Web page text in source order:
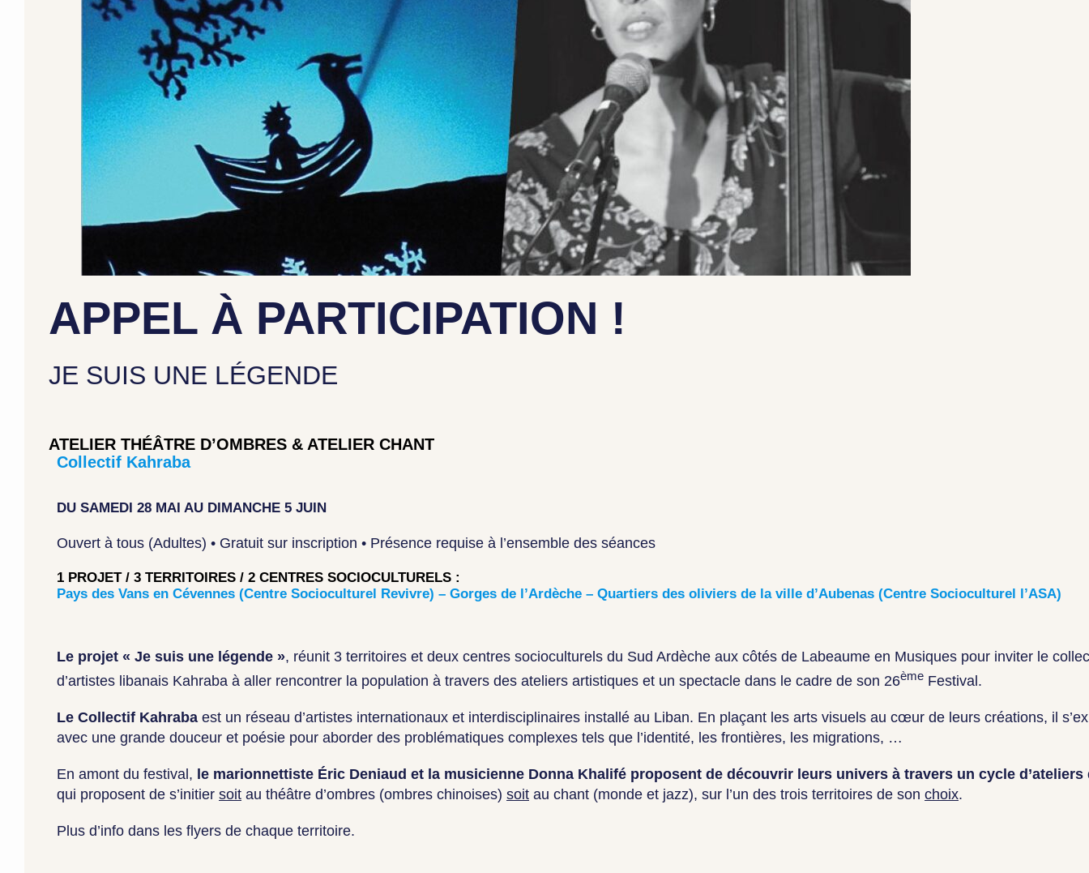
APPEL À PARTICIPATION !
JE SUIS UNE LÉGENDE
ATELIER THÉÂTRE D’OMBRES & ATELIER CHANT
Collectif Kahraba
DU SAMEDI 28 MAI AU DIMANCHE 5 JUIN
Ouvert à tous (Adultes) • Gratuit sur inscription • Présence requise à l’ensemble des séances
1 PROJET / 3 TERRITOIRES / 2 CENTRES SOCIOCULTURELS :
Pays des Vans en Cévennes (Centre Socioculturel Revivre) – Gorges de l’Ardèche – Quartiers des oliviers de la ville d’Aubenas (Centre Socioculturel l’ASA)
Le projet « Je suis une légende », réunit 3 territoires et deux centres socioculturels du Sud Ardèche aux côtés de Labeaume en Musiques pour inviter le
d’artistes libanais Kahraba à aller rencontrer la population à travers des ateliers artistiques et un spectacle dans le cadre de son 26ème Festival.
Le Collectif Kahraba est un réseau d’artistes internationaux et interdisciplinaires installé au Liban. En plaçant les arts visuels au cœur de leurs créations, il
avec une grande douceur et poésie pour aborder des problématiques complexes tels que l’identité, les frontières, les migrations, …
En amont du festival, le marionnettiste Éric Deniaud et la musicienne Donna Khalifé proposent de découvrir leurs univers à travers un cycle d’ateliers
qui proposent de s’initier soit au théâtre d’ombres (ombres chinoises) soit au chant (monde et jazz), sur l’un des trois territoires de son choix.
Plus d’info dans les flyers de chaque territoire.